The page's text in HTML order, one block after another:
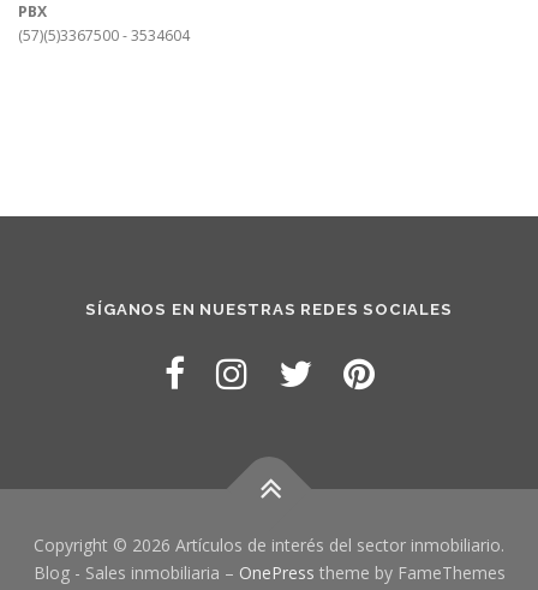
PBX
(57)(5)3367500 - 3534604
SÍGANOS EN NUESTRAS REDES SOCIALES
Copyright © 2026 Artículos de interés del sector inmobiliario.
Blog - Sales inmobiliaria – OnePress theme by FameThemes